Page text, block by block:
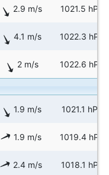
2.9 m/s 1021.5 hPa
4.1 m/s 1022.3 hPa
2 m/s 1022.6 hPa
1.9 m/s 1021.1 hPa
1.9 m/s 1019.4 hPa
2.4 m/s 1018.1 hPa